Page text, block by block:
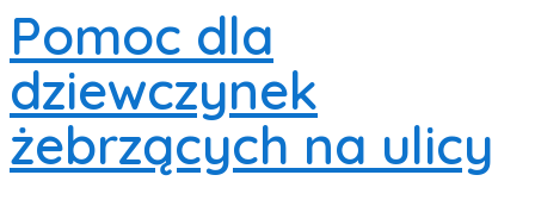
Pomoc dla
dziewczynek
żebrzących na ulicy